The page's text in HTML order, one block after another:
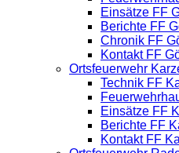
Einsätze FF
Berichte FF
Chronik FF
Kontakt FF
Ortsfeuerwehr
Technik FF
Einsätze FF
Berichte FF
Kontakt FF